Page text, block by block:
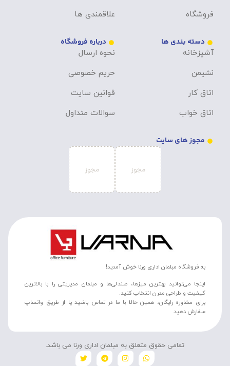
فروشگاه
علاقمندی ها
دسته بندی ها
آشپزخانه
نشیمن
اتاق کار
اتاق خواب
درباره فروشگاه
نحوه ارسال
حریم خصوصی
قوانین سایت
سوالات متداول
مجوز های سایت
به فروشگاه مبلمان اداری ورنا خوش آمدید!
اینجا می‌توانید بهترین میزها، صندلی‌ها و مبلمان مدیریتی را با بالاترین
کیفیت و طراحی مدرن انتخاب کنید.
برای مشاوره رایگان، همین حالا با ما در تماس باشید یا از طریق واتساپ
سفارش دهید
تمامی حقوق متعلق به مبلمان اداری ورنا می باشد.